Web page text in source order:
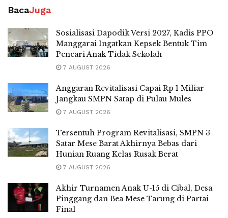
BacaJuga
Sosialisasi Dapodik Versi 2027, Kadis PPO
Manggarai Ingatkan Kepsek Bentuk Tim
Pencari Anak Tidak Sekolah
7 AUGUST 2026
Anggaran Revitalisasi Capai Rp 1 Miliar
Jangkau SMPN Satap di Pulau Mules
7 AUGUST 2026
Tersentuh Program Revitalisasi, SMPN 3
Satar Mese Barat Akhirnya Bebas dari
Hunian Ruang Kelas Rusak Berat
7 AUGUST 2026
Akhir Turnamen Anak U-15 di Cibal, Desa
Pinggang dan Bea Mese Tarung di Partai
Final